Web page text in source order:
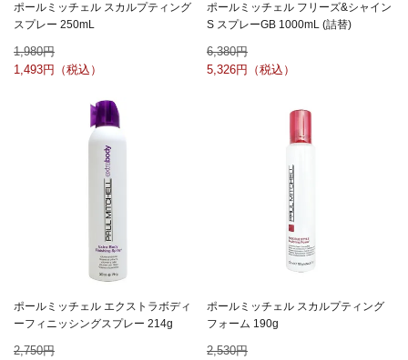
ポールミッチェル スカルプティング
スプレー 250mL
1,980
1,493
ポールミッチェル フリーズ&シャイン
S スプレーGB 1000mL (詰替)
6,380
5,326
ポールミッチェル エクストラボディ
ーフィニッシングスプレー 214g
2,750
ポールミッチェル スカルプティング
フォーム 190g
2,530